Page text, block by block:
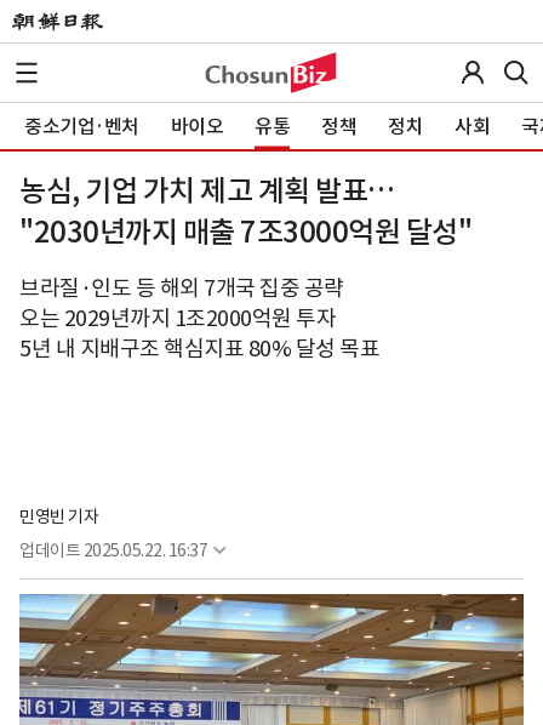
중소기업·벤처 바이오 유통 정책 정치 사회
농심, 기업 가치 제고 계획 발표…
"2030년까지 매출 7조3000억원 달성"
브라질·인도 등 해외 7개국 집중 공략
오는 2029년까지 1조2000억원 투자
5년 내 지배구조 핵심지표 80% 달성 목표
민영빈 기자
업데이트 2025.05.22. 16:37